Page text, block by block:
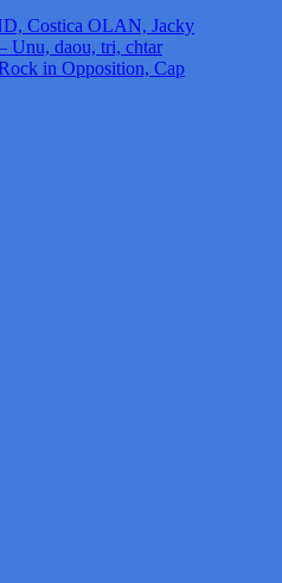
Costica OLAN, Jacky
daou, tri, chtar
in Opposition, Cap